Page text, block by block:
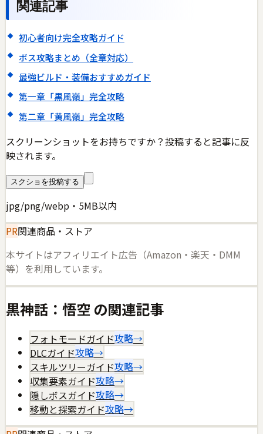
関連記事
初心者向け完全攻略ガイド
ボス攻略まとめ（全章対応）
最強ビルド・装備おすすめガイド
第一章「黒風嶺」完全攻略
第二章「黄風嶺」完全攻略
スクリーンショットをお持ちですか？投稿すると記事に反
映されます。
スクショを投稿する
jpg/png/webp・5MB以内
PR関連商品・ストア
本サイトはアフィリエイト広告（Amazon・楽天・DMM
等）を利用しています。
黒神話：悟空の関連記事
フォトモードガイド攻略→
DLCガイド攻略→
スキルツリーガイド攻略→
収集要素ガイド攻略→
隠しボスガイド攻略→
移動と探索ガイド攻略→